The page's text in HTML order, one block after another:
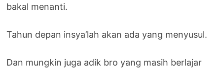
bakal menanti.
Tahun depan insya’lah akan ada yang menyusul.
Dan mungkin juga adik bro yang masih berlajar